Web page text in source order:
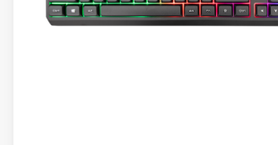
Electroménager